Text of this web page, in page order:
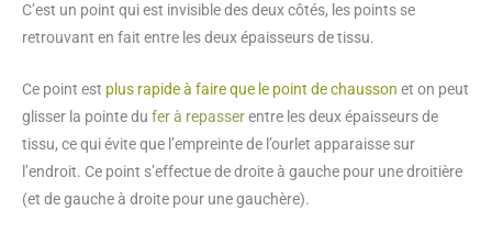
C’est un point qui est invisible des deux côtés, les points se
retrouvant en fait entre les deux épaisseurs de tissu.
Ce point est plus rapide à faire que le point de chausson et on peut
glisser la pointe du fer à repasserentre les deux épaisseurs de
tissu, ce qui évite que l’empreinte de l’ourlet apparaisse sur
l’endroit. Ce point s’effectue de droite à gauche pour une droitière
(et de gauche à droite pour une gauchère).